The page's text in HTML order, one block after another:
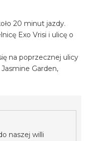
20 minut jazdy.
Exo Vrisi i ulicę o
na poprzecznej ulicy
Garden,
naszej willi